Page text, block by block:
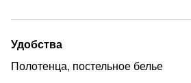
Университет.5 минут от
такси), пешком-минут 15-20.
Удобства
Полотенца, постельное белье